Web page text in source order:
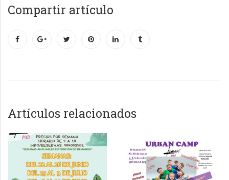
Compartir artículo
Artículos relacionados